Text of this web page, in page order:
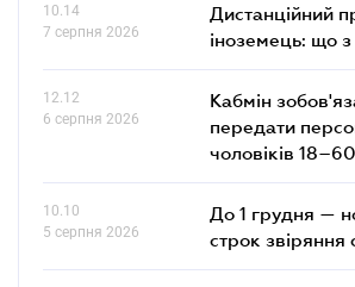
10.14
7 серпня 2026
Дистанційний
іноземець: що
12.12
6 серпня 2026
Кабмін
передати
чоловіків
10.10
5 серпня 2026
До 1 грудня —
строк звіряння